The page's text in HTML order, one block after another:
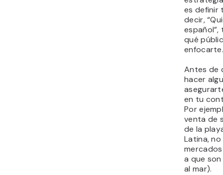
es definir
decir,
qué
Antes de
hacer
en tu
Por
venta de
de la
Latina,
a que
al mar).